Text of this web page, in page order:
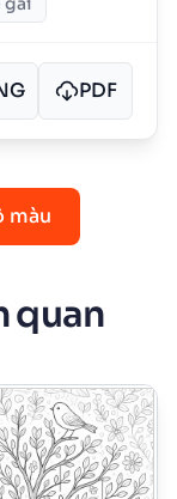
PDF
màu
quan